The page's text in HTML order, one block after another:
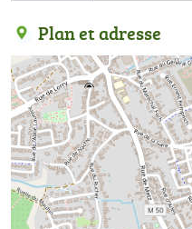
Plan et adresse